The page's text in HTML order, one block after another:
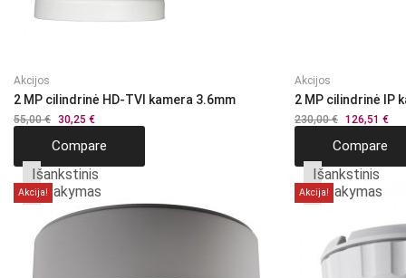
Akcijos
2 MP cilindrinė HD-TVI kamera 3.6mm
55,00€ Original
was:
55,00 €.
30,25 €
is:
Compare
Akcijos
2 MP cilindrinė IP
230,00€ Original
was:
230,00 €.
126,51 €
Compare
Akcija!
Išankstinis
užsakymas
Akcija!
Išankstinis
užsakymas